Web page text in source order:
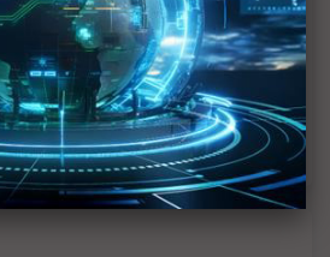
台灣大靠三星折疊業績翻倍
況 全球出貨恐下修至負成長
溫 強打AI與新品應戰